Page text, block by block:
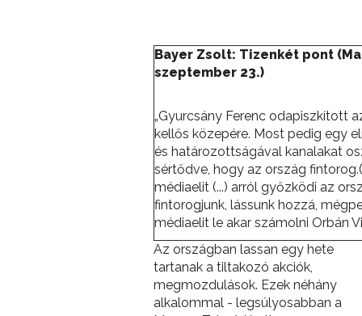
Bayer Zsolt: Tizenkét pont
szeptember 23.)
„Gyurcsány Ferenc odapiszkított
kellős közepére. Most pedig egy
és határozottságával kanalakat
sértődve, hogy az ország
médiaelit (...) arról győzködi az
fintorogjunk, lássunk hozzá,
médiaelit le akar számolni Orbán
Az országban lassan egy hete
tartanak a tiltakozó akciók,
megmozdulások. Ezek néhány
alkalommal - legsúlyosabban a